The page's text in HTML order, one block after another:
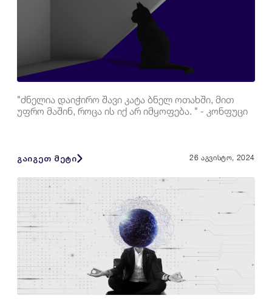
"ძნელია დაიჭირო შავი კატა ბნელ ოთახში, მით
უფრო მაშინ, როცა ის იქ არ იმყოფება. " - კონფუცი
გაიგეთ მეტი 26 აგვისტო, 2024